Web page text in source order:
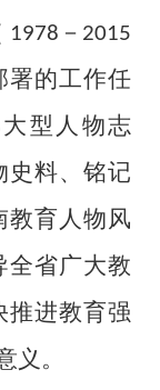
1978 － 2015
署的工作任
型人物志
史料、铭记
教育人物风
全省广大教
推进教育强
义。